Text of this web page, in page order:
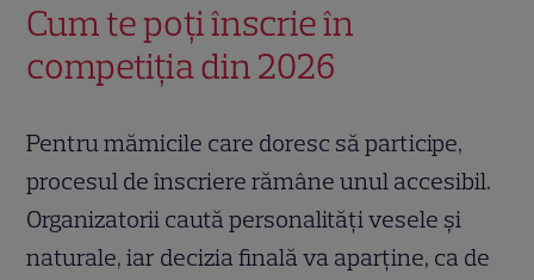
Cum te poți înscrie în
competiția din 2026
Pentru mămicile care doresc să participe,
procesul de înscriere rămâne unul accesibil.
Organizatorii caută personalități vesele și
naturale, iar decizia finală va aparține, ca de